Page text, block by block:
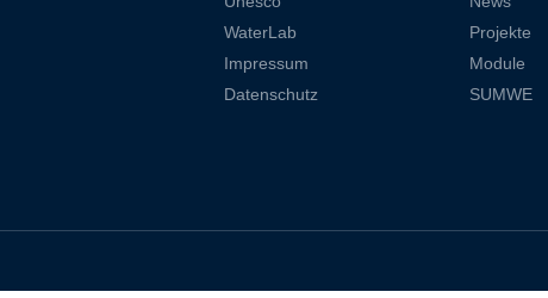
WaterLab
Impressum
Datenschutz
Projekte
Module
SUMWE